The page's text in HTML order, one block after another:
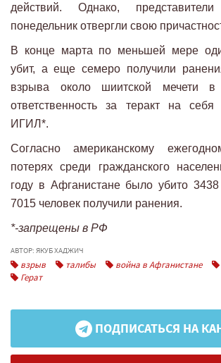
действий. Однако,
понедельник отвергли свою
В конце марта по меньшей мере
убит, а еще семеро получили
взрыва около шиитской мечети в
ответственность за теракт на
ИГИЛ*.
Согласно американскому
потерях среди гражданского
году в Афганистане было убито
7015 человек получили ранения.
*-запрещены в РФ
АВТОР: ЯКУБ ХАДЖИЧ
взрыв талибы война в Афганистане
Герат
ПОДПИСАТЬСЯ НА